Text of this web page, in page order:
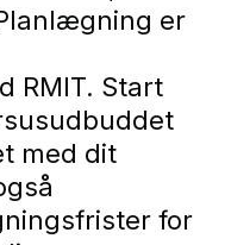
er
RMIT. Start
med dit
for